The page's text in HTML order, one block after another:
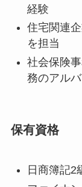
経験
住宅関連
を担当
社会保険
務のアル
保有資格
日商簿記2